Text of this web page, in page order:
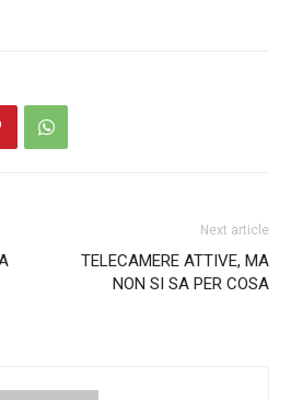
Next article
TELECAMERE ATTIVE, MA
NON SI SA PER COSA